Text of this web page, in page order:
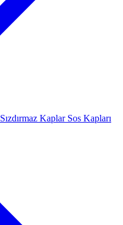
Sızdırmaz Kaplar Sos Kapları